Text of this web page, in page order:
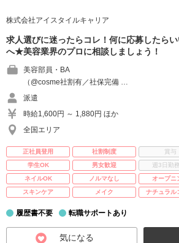
株式会社アイスタイルキャリア
求人選びに迷ったらコレ！何に応募したら
へ★美容業界のプロに相談しましょう！
美容部員・BA
（@cosme社割有／社保完備 …
派遣
時給1,600円 ～ 1,880円 ほか
全国エリア
正社員登用 社割制度 賞与
学生OK
男女歓迎 週3日勤
ネイルOK
ノルマなし オープニ
スキンケア
メイク ナチュラル
履歴書不要 転職サポートあり
気になる